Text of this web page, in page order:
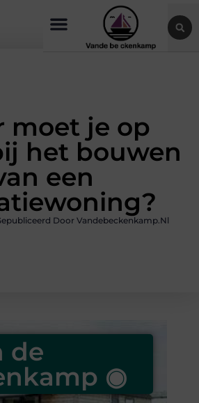
moet je op
het bouwen
een
Door Vandebeckenkamp.nl
de
◉